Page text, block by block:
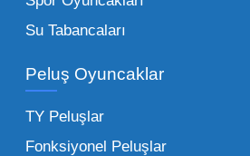
Bu kategorideki küçük
alımlarda çok düşük
adetli stok yapmanıza
sürpriz paketler ve
harçlıklarıyla kolayca
Çocuk Oyuncakları
Su Tabancaları
Peluş Oyuncaklar
TY Peluşlar
Fonksiyonel Peluşlar